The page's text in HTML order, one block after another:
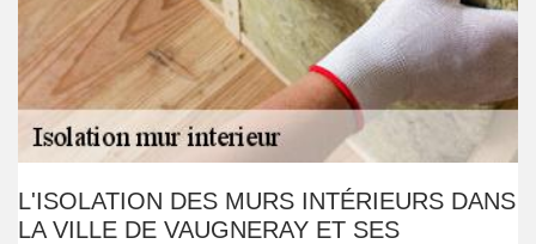
L'ISOLATION DES MURS INTÉRIEURS DANS
LA VILLE DE VAUGNERAY ET SES